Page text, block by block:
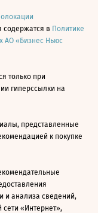
содержатся в Политике
АО «Бизнес Ньюс
только при
гиперссылки на
представленные
к покупке
и анализа сведений,
«Интернет»,